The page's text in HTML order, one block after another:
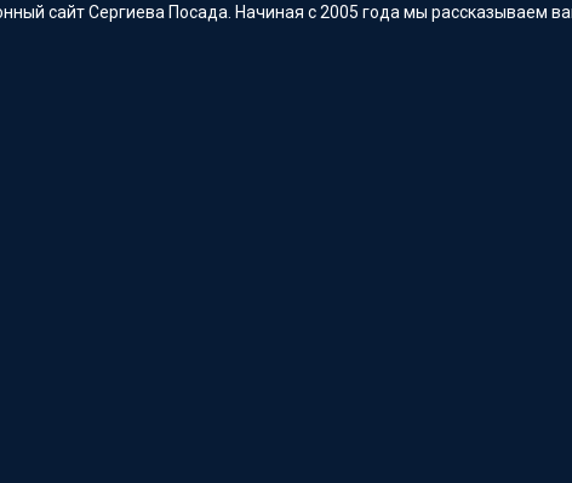
сайт Сергиева Посада. Начиная с 2005 года мы рассказываем